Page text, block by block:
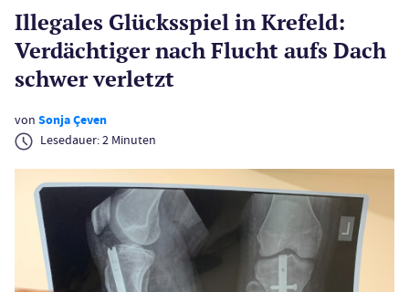
Illegales Glücksspiel in Krefeld:
Verdächtiger nach Flucht aufs Dach
schwer verletzt
von Sonja Çeven
Lesedauer:2 Minuten